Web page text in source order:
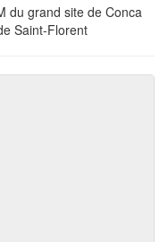
du grand site de Conca
Saint-Florent